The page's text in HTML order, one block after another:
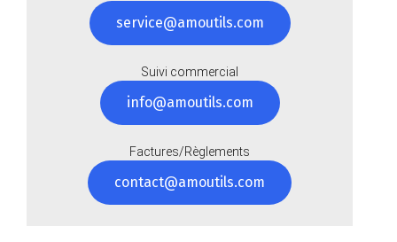
service@amoutils.com
Suivi commercial
info@amoutils.com
Factures/Règlements
contact@amoutils.com